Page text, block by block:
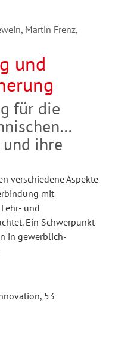
Martin Frenz,
und
für die
ihre
verschiedene Aspekte
mit
und
Ein Schwerpunkt
in gewerblich-
53